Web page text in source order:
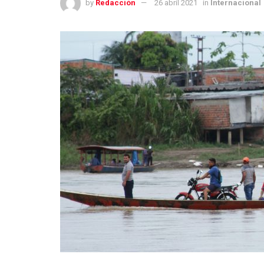
by Redacción 26 abril 2021 in Internacional